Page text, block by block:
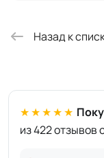
Назад к
★★★★★
из 422 отзывов